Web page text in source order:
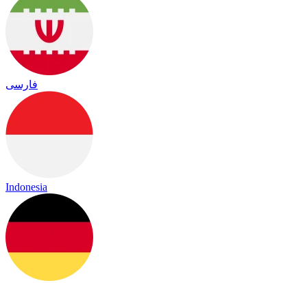
فارسی
Indonesia